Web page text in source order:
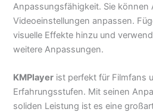
Anpassungsfähigkeit. Sie können
Videoeinstellungen anpassen.
visuelle Effekte hinzu und
weitere Anpassungen.
KMPlayer ist perfekt für Filmfans
Erfahrungsstufen. Mit seinen
soliden Leistung ist es eine